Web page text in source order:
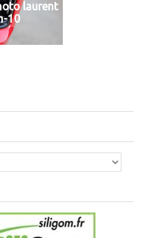
laurent
10